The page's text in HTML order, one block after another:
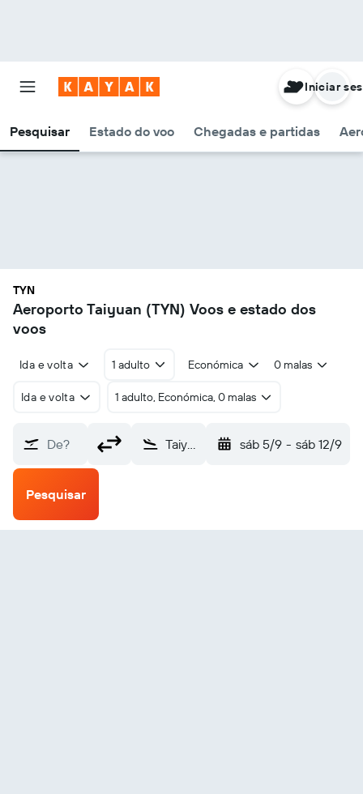
Pesquisar Estado do voo Chegadas e partidas
Iniciar
TYN
Aeroporto Taiyuan (TYN) Voos e estado dos
voos
Ida e volta 1 adulto Económica 0 malas
Ida e volta 1 adulto, Económica, 0 malas
De? Taiyuan (TYN) sáb 5/9 - sáb 12/9
Pesquisar